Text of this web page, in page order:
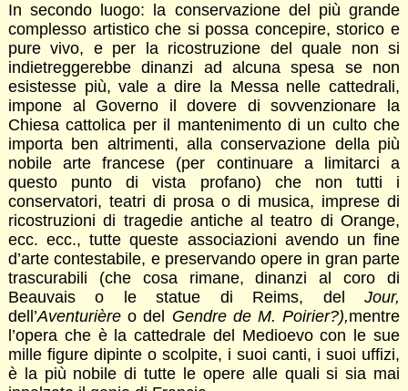
In secondo luogo: la conservazione del più grande
complesso artistico che si possa concepire, storico e
pure vivo, e per la ricostruzione del quale non si
indietreggerebbe dinanzi ad alcuna spesa se non
esistesse più, vale a dire la Messa nelle cattedrali,
impone al Governo il dovere di sovvenzionare la
Chiesa cattolica per il mantenimento di un culto che
importa ben altrimenti, alla conservazione della più
nobile arte francese (per continuare a limitarci a
questo punto di vista profano) che non tutti i
conservatori, teatri di prosa o di musica, imprese di
ricostruzioni di tragedie antiche al teatro di Orange,
ecc. ecc., tutte queste associazioni avendo un fine
d’arte contestabile, e preservando opere in gran parte
trascurabili (che cosa rimane, dinanzi al coro di
Beauvais o le statue di Reims, delJour,
dell’Aventurièreo del Gendre de M. Poirier?),mentre
l’opera che è la cattedrale del Medioevo con le sue
mille figure dipinte o scolpite, i suoi canti, i suoi uffizi,
è la più nobile di tutte le opere alle quali si sia mai